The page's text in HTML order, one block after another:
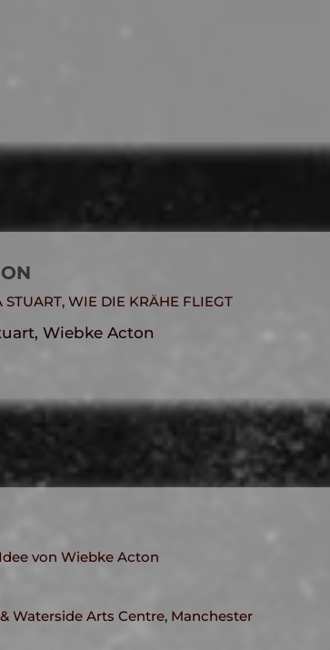
WIE DIE KRÄHE FLIEGT
Wiebke Acton
von Wiebke Acton
Waterside Arts Centre, Manchester